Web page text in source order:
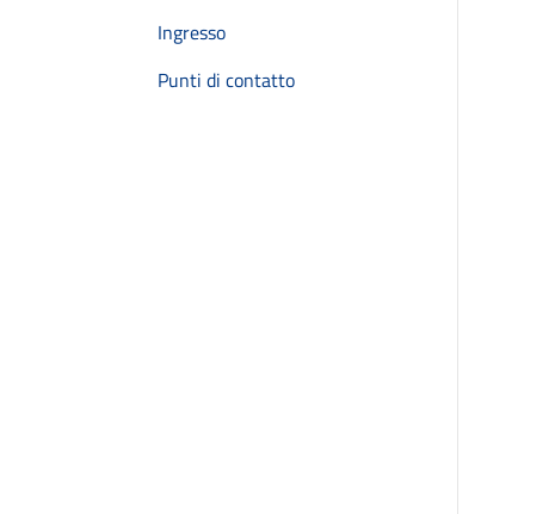
Ingresso
Punti di contatto